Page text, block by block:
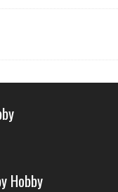
Hobby